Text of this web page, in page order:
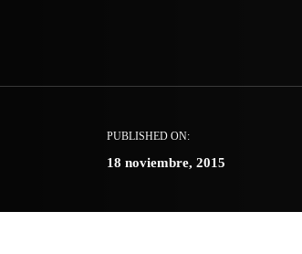
PUBLISHED ON:
18 noviembre, 2015